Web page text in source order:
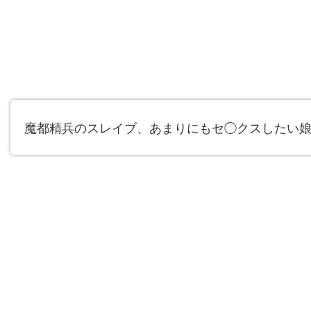
魔都精兵のスレイブ、あまりにもセ◯クスしたい